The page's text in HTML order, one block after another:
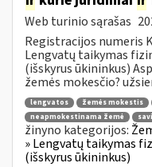
Web turinio sąrašas
Registracijos numeris
Lengvatų taikymas
(išskyrus ūkininkus)
žemės mokesčio?
lengvatos žemės mokestis
neapmokestinama žemė
žinyno kategorijos:
» Lengvatų taikymas
(išskyrus ūkininkus)